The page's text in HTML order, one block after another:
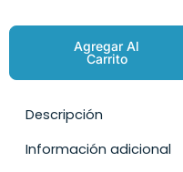
Gravy
Agregar Al
Carrito
Descripción
Información adicional